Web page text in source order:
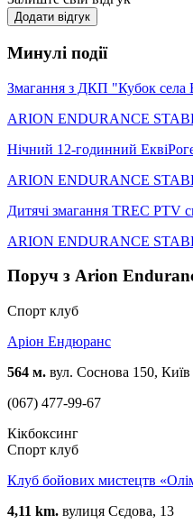
Додати відгук
Минулі події
Змагання з ДКП "Кубок села
ARION ENDURANCE
Нічний 12-годинний
ARION ENDURANCE
Дитячі змагання TREC PTV
ARION ENDURANCE
Поруч з Arion
Спорт клуб
Аріон Ендюранс
564 м. вул. Соснова 150, Київ
(067) 477-99-67
Кікбоксинг
Спорт клуб
Клуб бойових мистецтв
4,11 km. вулиця Сєдова, 13